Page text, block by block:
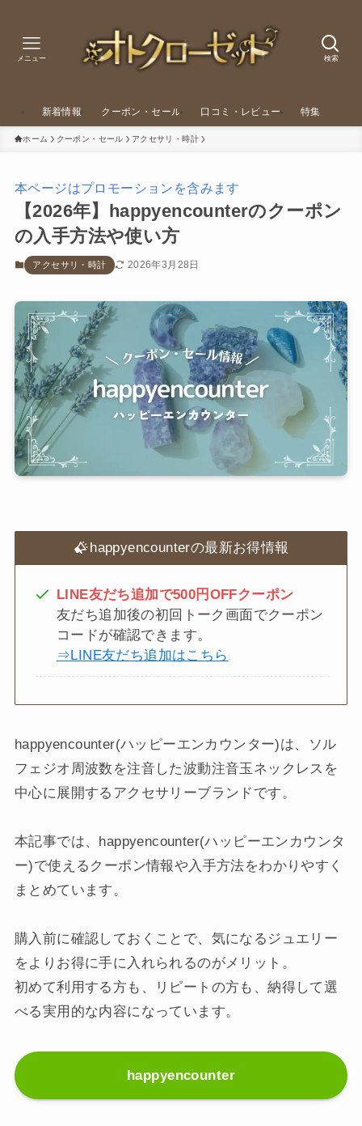
検索
メニュー
新着情報 クーポン・セール 口コミ・レビュー 特集
ホーム クーポン・セール アクセサリ・時計
本ページはプロモーションを含みます
【2026年】happyencounterのクーポン
の入手方法や使い方
アクセサリ・時計 2026年3月28日
happyencounterの最新お得情報
LINE友だち追加で500円OFFクーポン
友だち追加後の初回トーク画面でクーポン
コードが確認できます。
⇒LINE友だち追加はこちら
happyencounter(ハッピーエンカウンター)は、ソル
フェジオ周波数を注音した波動注音玉ネックレスを
中心に展開するアクセサリーブランドです。
本記事では、happyencounter(ハッピーエンカウンタ
ー)で使えるクーポン情報や入手方法をわかりやすく
まとめています。
購入前に確認しておくことで、気になるジュエリー
をよりお得に手に入れられるのがメリット。
初めて利用する方も、リピートの方も、納得して選
べる実用的な内容になっています。
happyencounter